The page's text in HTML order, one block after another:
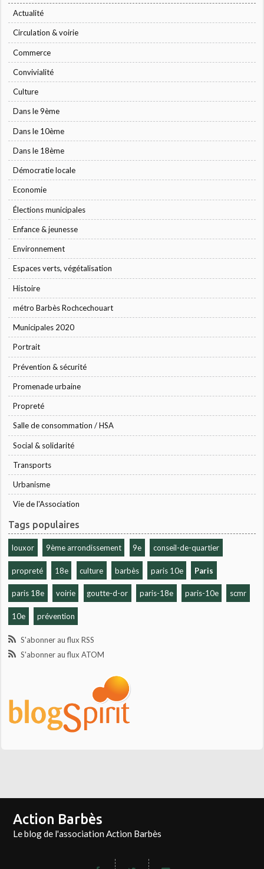
Actualité
Circulation & voirie
Commerce
Convivialité
Culture
Dans le 9ème
Dans le 10ème
Dans le 18ème
Démocratie locale
Economie
Élections municipales
Enfance & jeunesse
Environnement
Espaces verts, végétalisation
Histoire
métro Barbès Rochcechouart
Municipales 2020
Portrait
Prévention & sécurité
Promenade urbaine
Propreté
Salle de consommation / HSA
Social & solidarité
Transports
Urbanisme
Vie de l'Association
Tags populaires
louxor 9ème arrondissement 9e conseil-de-quartier
propreté 18e culture barbès paris 10e Paris
paris 18e voirie goutte-d-or paris-18e paris-10e scmr
10e prévention
S'abonner au flux RSS
S'abonner au flux ATOM
Action Barbès
Le blog de l'association Action Barbès